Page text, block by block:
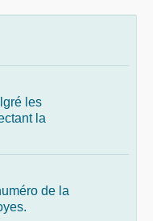
les
la
de la